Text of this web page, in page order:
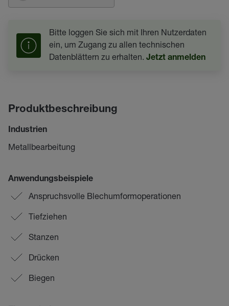
Bitte loggen Sie sich mit Ihren Nutzerdaten
ein, um Zugang zu allen technischen
Datenblättern zu erhalten. Jetzt anmelden
Produktbeschreibung
Industrien
Metallbearbeitung
Anwendungsbeispiele
Anspruchsvolle Blechumformoperationen
Tiefziehen
Stanzen
Drücken
Biegen